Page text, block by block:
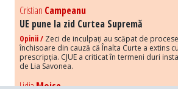
Cristian Campeanu
UE pune la zid Curtea Supremă
Opinii / Zeci de inculpați au scăpat de
închisoare din cauză că Înalta Curte a extins
prescripția. CJUE a criticat în termeni duri
de Lia Savonea.
LidiaMoise